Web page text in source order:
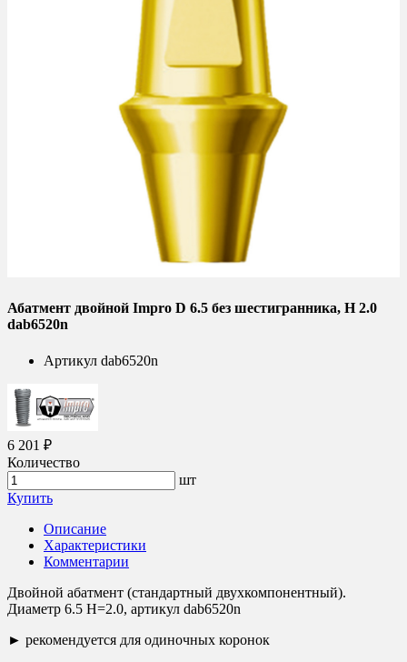
Абатмент двойной Impro D 6.5 без шестигранника, H 2.0
dab6520n
Артикул dab6520n
6 201 ₽
Количество
шт
Купить
Описание
Характеристики
Комментарии
Двойной абатмент (стандартный двухкомпонентный).
Диаметр 6.5 H=2.0, артикул dab6520n
► рекомендуется для одиночных коронок